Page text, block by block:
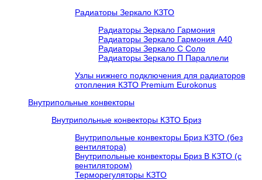
Радиаторы Зеркало КЗТО
Радиаторы Зеркало Гармония
Радиаторы Зеркало Гармония А40
Радиаторы Зеркало С Соло
Радиаторы Зеркало П Параллели
Узлы нижнего подключения для радиаторов
отопления КЗТО Premium Eurokonus
Внутрипольные конвекторы
Внутрипольные конвекторы КЗТО Бриз
Внутрипольные конвекторы Бриз КЗТО (без
вентилятора)
Внутрипольные конвекторы Бриз В КЗТО (с
вентилятором)
Терморегуляторы КЗТО